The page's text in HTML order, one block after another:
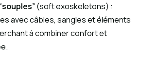
(soft exoskeletons) :
avec câbles, sangles et éléments
à combiner confort et